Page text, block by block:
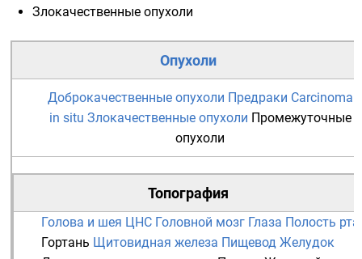
Злокачественные опухоли
Опухоли
Доброкачественные опухоли Предраки Carcinoma
in situ Злокачественные опухоли Промежуточные
опухоли
Топография
Голова и шея ЦНС Головной мозг Глаза Полость рта
Гортань Щитовидная железа Пищевод Желудок